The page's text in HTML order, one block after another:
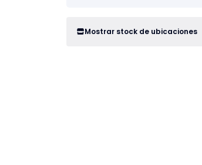
Mostrar stock de ubicaciones